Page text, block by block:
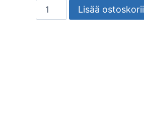
VASTUS
VK75T
Lisää